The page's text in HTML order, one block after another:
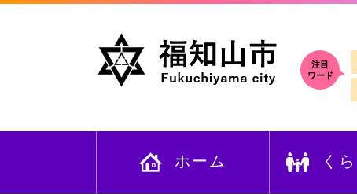
注目
ワード
ホーム く